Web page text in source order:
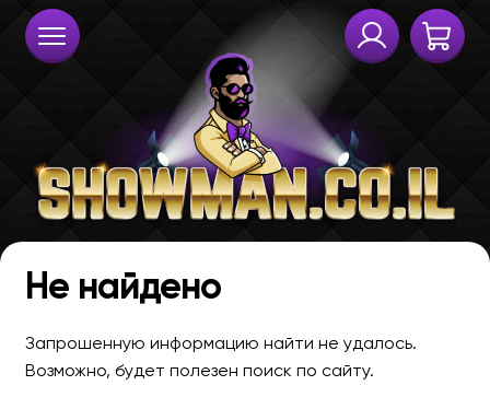
Не найдено
Запрошенную информацию найти не удалось.
Возможно, будет полезен поиск по сайту.